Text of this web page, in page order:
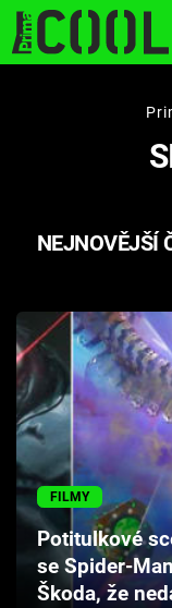
STARHOUSE
PLNEJ
Filmy
Seriály
Hry
Cool Esport
Pořady
NEJNOVĚJŠÍ
FILMY
Potitulkové
se Spider-
Škoda, že